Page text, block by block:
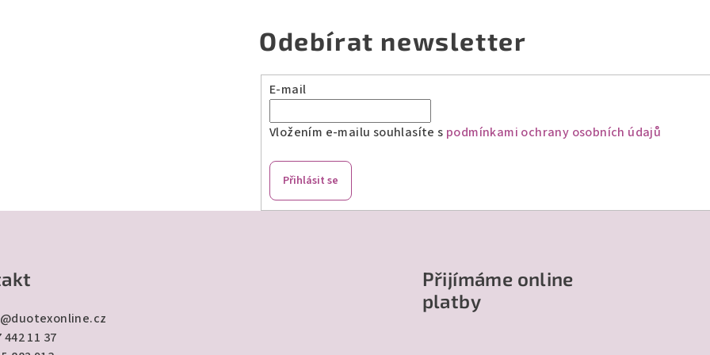
Odebírat newsletter
E-mail
Vložením e-mailu souhlasíte s podmínkami ochrany osobních údajů
Přihlásit se
@duotexonline.cz
442 11 37
Přijímáme online
platby